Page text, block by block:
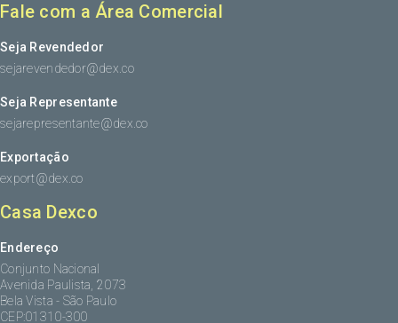
Fale com a Área Comercial
Seja Revendedor
sejarevendedor@dex.co
Seja Representante
sejarepresentante@dex.co
Exportação
export@dex.co
Casa Dexco
Endereço
Conjunto Nacional
Avenida Paulista, 2073
Bela Vista - São Paulo
CEP:01310-300